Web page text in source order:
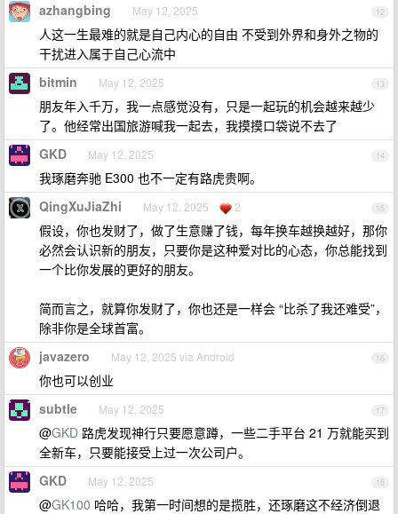
12
azhangbing May 12, 2025
人这一生最难的就是自己内心的自由 不受到外界和身外之物的
干扰进入属于自己心流中
13
bitmin May 12, 2025
朋友年入千万，我一点感觉没有，只是一起玩的机会越来越少
了。他经常出国旅游喊我一起去，我摸摸口袋说不去了
14
GKD May 12, 2025
我琢磨奔驰 E300 也不一定有路虎贵啊。
15
QingXuJiaZhi May 12, 2025 2
假设，你也发财了，做了生意赚了钱，每年换车越换越好，那你
必然会认识新的朋友，只要你是这种爱对比的心态，你总能找到
一个比你发展的更好的朋友。
简而言之，就算你发财了，你也还是一样会 “比杀了我还难受”，
除非你是全球首富。
16
javazero May 12, 2025 via Android
你也可以创业
17
subtle May 12, 2025
@GKD 路虎发现神行只要愿意蹲，一些二手平台 21 万就能买到
全新车，只要能接受上过一次公司户。
18
GKD May 12, 2025
@GK100 哈哈，我第一时间想的是揽胜，还琢磨这不经济倒退